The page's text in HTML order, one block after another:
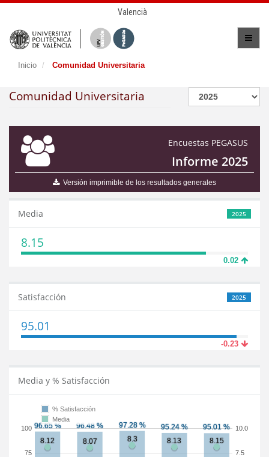
Valencià
Inicio Comunidad Universitaria
Comunidad Universitaria
Encuestas PEGASUS
Informe 2025
Versión imprimible de los resultados generales
2025
Media
8.15
0.02
2025
Satisfacción
95.01
-0.23
Media y % Satisfacción
75
100
7.5
10.0
% Satisfacción
Media